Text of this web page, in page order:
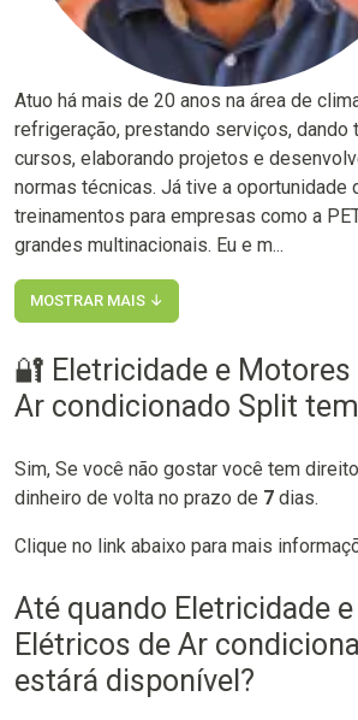
Atuo há mais de 20 anos na área de
refrigeração, prestando serviços, dando
cursos, elaborando projetos e
normas técnicas. Já tive a oportunidade
treinamentos para empresas como a
grandes multinacionais. Eu e m...
MOSTRAR MAIS ↓
🔐 Eletricidade e
Ar condicionado Split
Sim, Se você não gostar você tem
dinheiro de volta no prazo de 7 dias.
Clique no link abaixo para mais
Até quando Eletricidade
Elétricos de Ar
estárá disponível?